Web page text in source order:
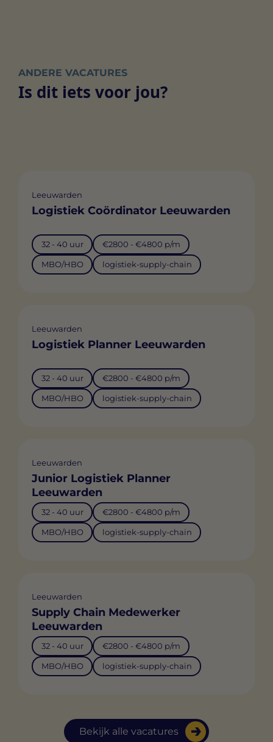
ANDERE VACATURES
Is dit iets voor jou?
Bekijk alle vacatures
Leeuwarden
Logistiek Coördinator Leeuwarden
32 - 40 uur €2800 - €4800 p/m
MBO/HBO logistiek-supply-chain
Leeuwarden
Logistiek Planner Leeuwarden
32 - 40 uur €2800 - €4800 p/m
MBO/HBO logistiek-supply-chain
Leeuwarden
Junior Logistiek Planner
Leeuwarden
32 - 40 uur €2800 - €4800 p/m
MBO/HBO logistiek-supply-chain
Leeuwarden
Supply Chain Medewerker
Leeuwarden
32 - 40 uur €2800 - €4800 p/m
MBO/HBO logistiek-supply-chain